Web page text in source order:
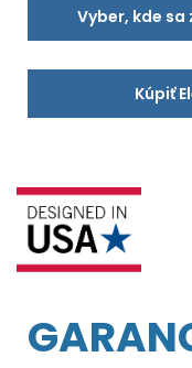
Vyber, kde
Kúpiť